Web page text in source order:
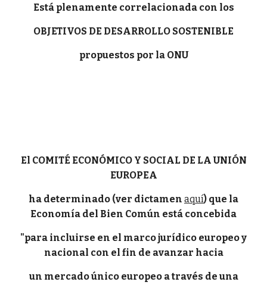
Está plenamente correlacionada con los
OBJETIVOS DE DESARROLLO SOSTENIBLE
propuestos por la ONU
El COMITÉ ECONÓMICO Y SOCIAL DE LA UNIÓN
EUROPEA
ha determinado (ver dictamen aquí) que la
Economía del Bien Común está concebida
"para incluirse en el marco jurídico europeo y
nacional con el fin de avanzar hacia
un mercado único europeo a través de una